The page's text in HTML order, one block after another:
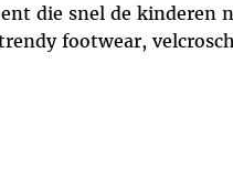
die snel de
footwear,